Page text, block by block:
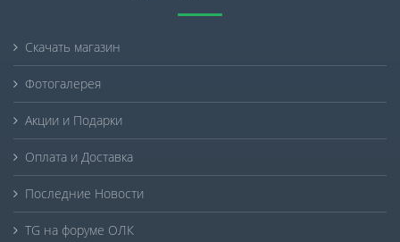
Скачать магазин
Фотогалерея
Акции и Подарки
Оплата и Доставка
Последние Новости
TG на форуме ОЛК